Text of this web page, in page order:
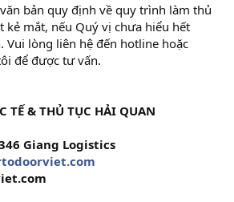
bản quy định về quy trình làm thủ
kẻ mắt, nếu Quý vị chưa hiểu hết
Vui lòng liên hệ đến hotline hoặc
để được tư vấn.
TẾ & THỦ TỤC HẢI QUAN
Giang Logistics